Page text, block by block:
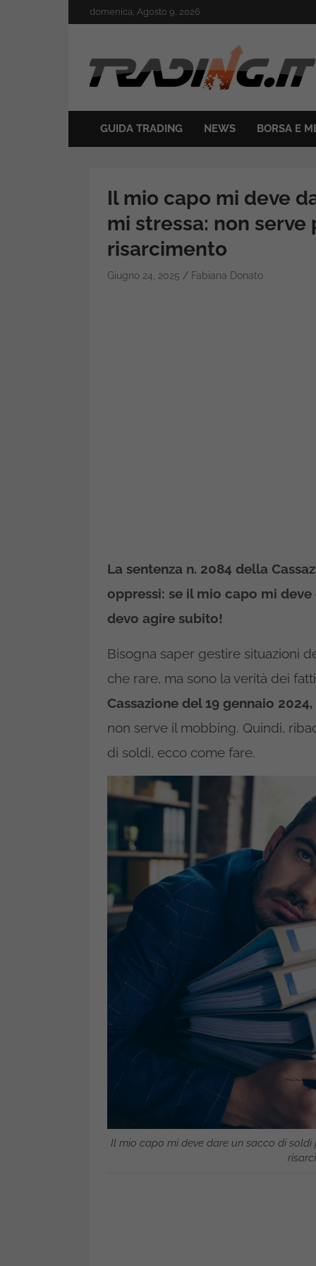
to
domenica, Agosto 9, 2026
Trading.it
GUIDA TRADING NEWS BORSA E
Il mio capo mi deve
mi stressa: non
risarcimento
Giugno 24, 2025 Fabiana Donato
La sentenza n. 2084 della
oppressi: se il mio capo mi
devo agire subito!
Bisogna saper gestire situazioni
che rare, ma sono la verità dei
Cassazione del 19 gennaio 2024,
non serve il mobbing. Quindi,
di soldi, ecco come fare.
Il mio capo mi deve dare un sacco di soldi